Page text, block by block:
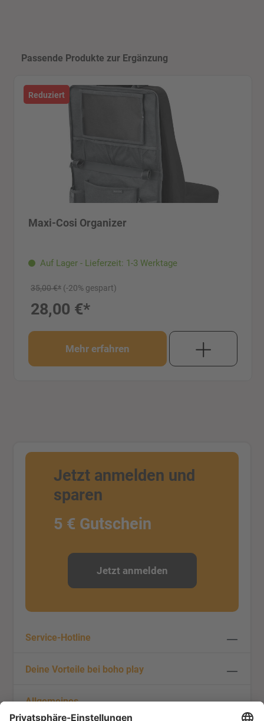
Passende Produkte zur Ergänzung
Reduziert
Maxi-Cosi Organizer
Auf Lager - Lieferzeit: 1-3 Werktage
35,00 €* (-20% gespart)
28,00 €*
Mehr erfahren
Jetzt anmelden und
sparen
5 € Gutschein
Jetzt anmelden
Service-Hotline
Deine Vorteile bei boho play
Allgemeines